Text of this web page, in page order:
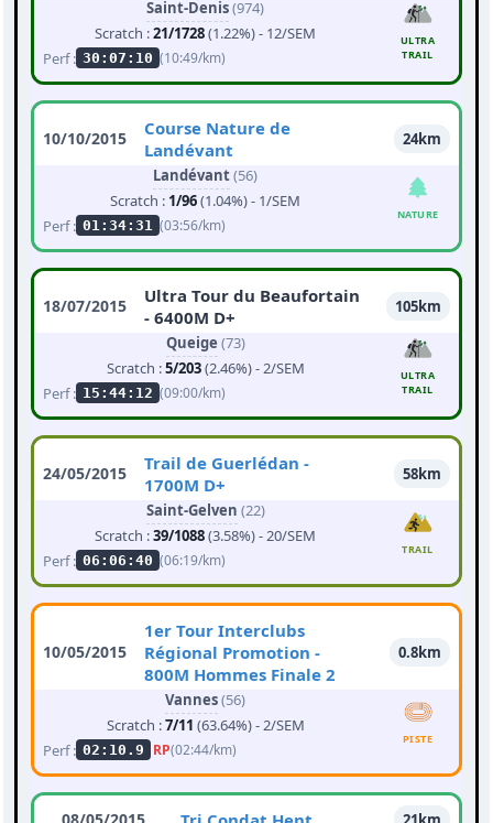
Saint-Denis(974)
Scratch :21/1728(1.22%) - 12/SEM
Perf : 30:07:10 (10:49/km)
ULTRA
TRAIL
10/10/2015
Course Nature de
Landévant
24km
Landévant(56)
Scratch : 1/96(1.04%) - 1/SEM
Perf : 01:34:31 (03:56/km)
NATURE
18/07/2015
Ultra Tour du Beaufortain
- 6400M D+
105km
Queige (73)
Scratch :5/203(2.46%) - 2/SEM
Perf : 15:44:12 (09:00/km)
ULTRA
TRAIL
24/05/2015
Trail de Guerlédan -
1700M D+
58km
Saint-Gelven (22)
Scratch :39/1088(3.58%) - 20/SEM
Perf : 06:06:40 (06:19/km)
TRAIL
10/05/2015
1er Tour Interclubs
Régional Promotion -
800M Hommes Finale 2
0.8km
Vannes(56)
Scratch :7/11 (63.64%) - 2/SEM
Perf : 02:10.9 RP(02:44/km)
PISTE